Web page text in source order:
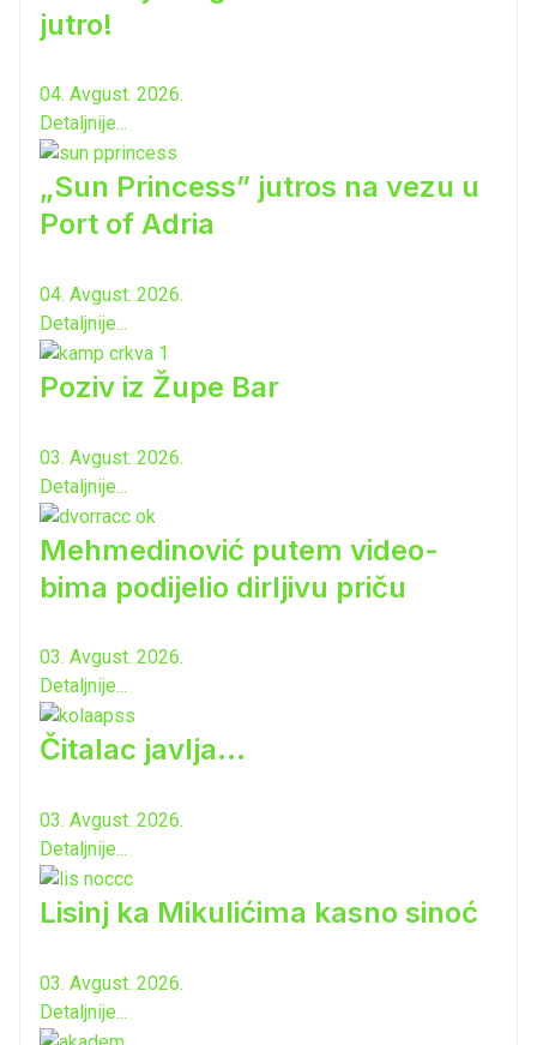
jutro!
04. Avgust. 2026.
Detaljnije...
„Sun Princess” jutros na vezu u
Port of Adria
04. Avgust. 2026.
Detaljnije...
Poziv iz Župe Bar
03. Avgust. 2026.
Detaljnije...
Mehmedinović putem video-
bima podijelio dirljivu priču
03. Avgust. 2026.
Detaljnije...
Čitalac javlja...
03. Avgust. 2026.
Detaljnije...
Lisinj ka Mikulićima kasno sinoć
03. Avgust. 2026.
Detaljnije...